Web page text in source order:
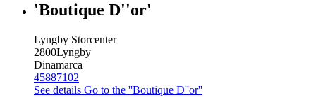
'Boutique D''or'
Lyngby Storcenter
2800Lyngby
Dinamarca
45887102
See details Go to the ''Boutique D''or''